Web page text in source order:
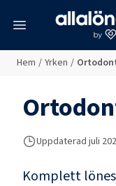
Hem / Yrken /
Uppdaterad juli
Komplett